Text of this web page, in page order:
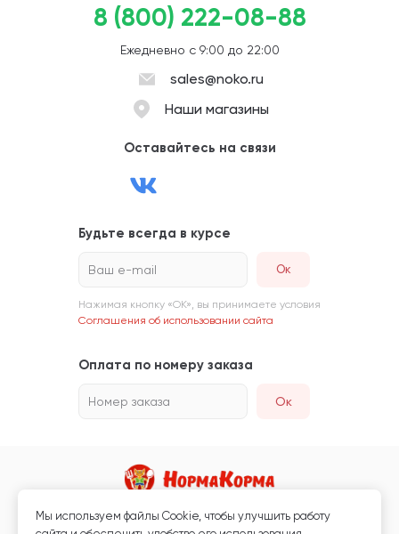
8 (800) 222-08-88
Ежедневно с 9:00 до 22:00
sales@noko.ru
Наши магазины
Оставайтесь на связи
Будьте всегда в курсе
Ваш e-mail
Нажимая кнопку «ОК», вы принимаете условия
Соглашения об использовании сайта
Оплата по номеру заказа
Номер заказа Ок
Магазин кормов для животных и ветаптека
Мы используем файлы Сookie, чтобы улучшить работу